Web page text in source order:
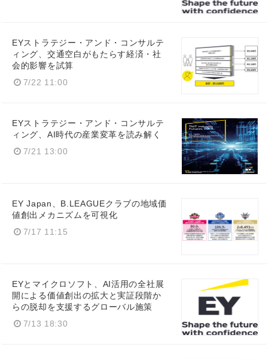
EYストラテジー・アンド・コンサルテ
ィング、交通空白がもたらす経済・社
会的影響を試算
7/22 11:00
EYストラテジー・アンド・コンサルテ
ィング、AI時代の産業変革を読み解く
7/21 13:00
EY Japan、B.LEAGUEクラブの地域価
値創出メカニズムを可視化
7/17 11:15
EYとマイクロソフト、AI活用の全社展
開による価値創出の拡大と実証段階か
らの脱却を支援するグローバル施策
7/13 18:30